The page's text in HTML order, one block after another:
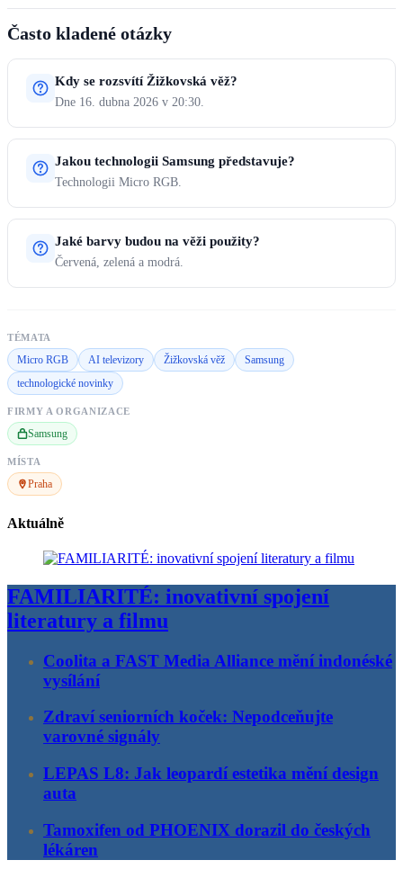
Často kladené otázky
Kdy se rozsvítí Žižkovská věž?
Dne 16. dubna 2026 v 20:30.
Jakou technologii Samsung představuje?
Technologii Micro RGB.
Jaké barvy budou na věži použity?
Červená, zelená a modrá.
TÉMATA
Micro RGB AI televizory Žižkovská věž
Samsung
technologické novinky
FIRMY A ORGANIZACE
Samsung
MÍSTA
Praha
Aktuálně
FAMILIARITÉ: inovativní spojení
literatury a filmu
Coolita a FAST Media Alliance mění indonéské
vysílání
Zdraví seniorních koček: Nepodceňujte
varovné signály
LEPAS L8: Jak leopardí estetika mění design
auta
Tamoxifen od PHOENIX dorazil do českých
lékáren